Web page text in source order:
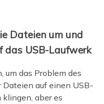
Dateien um und
das USB-Laufwerk
um das Problem des
auf einen USB-
aber es